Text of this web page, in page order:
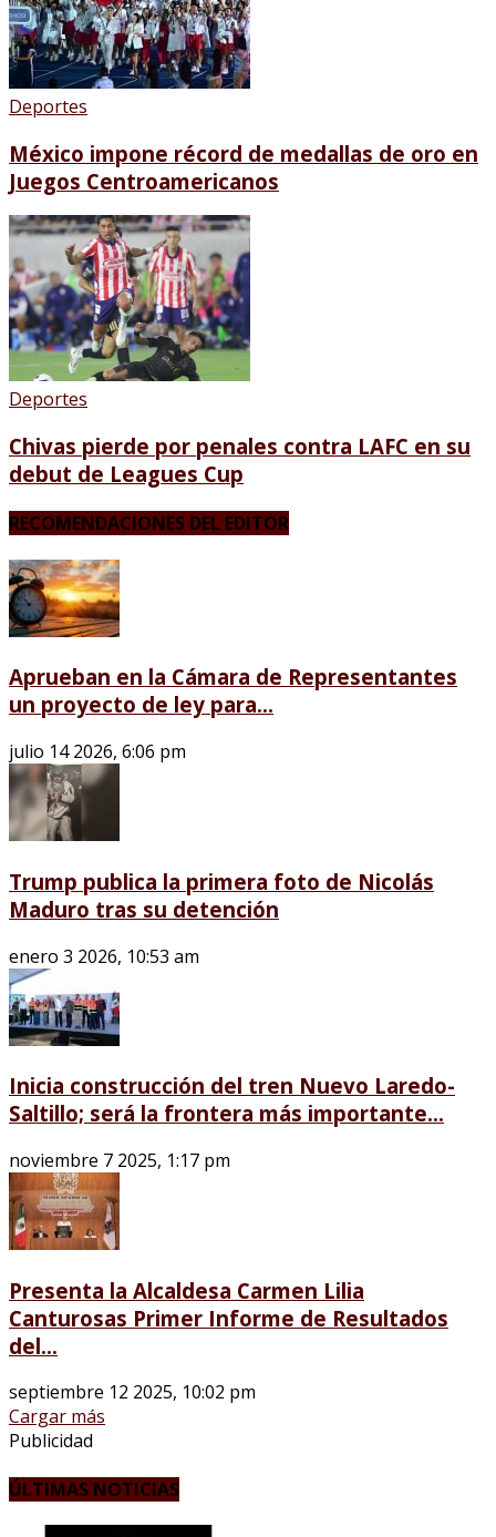
Deportes
México impone récord de medallas de oro en
Juegos Centroamericanos
Deportes
Chivas pierde por penales contra LAFC en su
debut de Leagues Cup
RECOMENDACIONES DEL EDITOR
Aprueban en la Cámara de Representantes
un proyecto de ley para...
julio 14 2026, 6:06 pm
Trump publica la primera foto de Nicolás
Maduro tras su detención
enero 3 2026, 10:53 am
Inicia construcción del tren Nuevo Laredo-
Saltillo; será la frontera más importante...
noviembre 7 2025, 1:17 pm
Presenta la Alcaldesa Carmen Lilia
Canturosas Primer Informe de Resultados
del...
septiembre 12 2025, 10:02 pm
Cargar más
Publicidad
ÚLTIMAS NOTICIAS